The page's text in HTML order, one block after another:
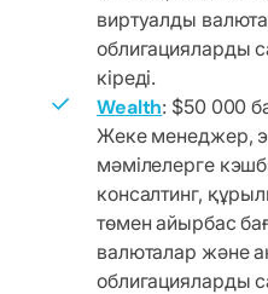
виртуалды
облигацияларды
кіреді.
Wealth: $50 000
Жеке менеджер,
мәмілелерге
консалтинг,
төмен айырбас
валюталар және
облигацияларды